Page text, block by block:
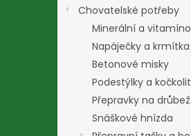
Chovatelské potřeby
Minerální a
Napáječky a krmítka
Betonové misky
Podestýlky a
Přepravky na drůbež
Snáškové hnízda